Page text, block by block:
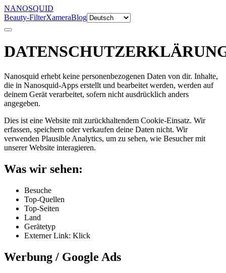
NANOSQUID
Beauty-FilterXameraBlog
Nanosquid erhebt keine personenbezogenen Daten von dir. Inhalte,
die in Nanosquid-Apps erstellt und bearbeitet werden, werden auf
deinem Gerät verarbeitet, sofern nicht ausdrücklich anders
angegeben.
Dies ist eine Website mit zurückhaltendem Cookie-Einsatz. Wir
erfassen, speichern oder verkaufen deine Daten nicht. Wir
verwenden Plausible Analytics, um zu sehen, wie Besucher mit
unserer Website interagieren.
Was wir sehen:
Besuche
Top-Quellen
Top-Seiten
Land
Gerätetyp
Externer Link: Klick
Werbung / Google Ads